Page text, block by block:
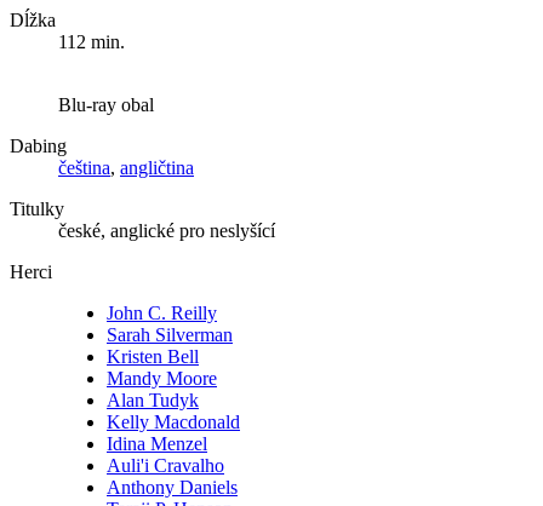
Dĺžka
112 min.
Blu-ray obal
Dabing
čeština, angličtina
Titulky
české, anglické pro neslyšící
Herci
John C. Reilly
Sarah Silverman
Kristen Bell
Mandy Moore
Alan Tudyk
Kelly Macdonald
Idina Menzel
Auli'i Cravalho
Anthony Daniels